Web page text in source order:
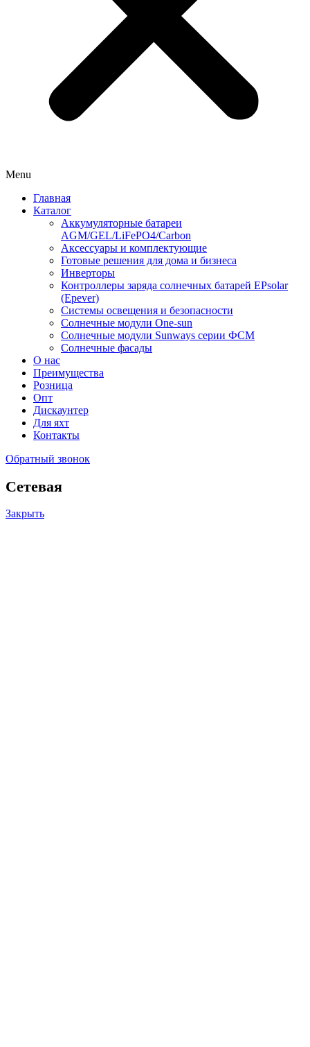
Menu
Главная
Каталог
Аккумуляторные батареи
AGM/GEL/LiFePO4/Carbon
Аксессуары и комплектующие
Готовые решения для дома и бизнеса
Инверторы
Контроллеры заряда солнечных батарей EPsolar
(Epever)
Системы освещения и безопасности
Солнечные модули One-sun
Солнечные модули Sunways серии ФСМ
Солнечные фасады
О нас
Преимущества
Розница
Опт
Дискаунтер
Для яхт
Контакты
Обратный звонок
Сетевая
Закрыть